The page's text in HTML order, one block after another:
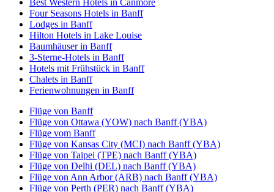
Best Western Hotels in Canmore
Four Seasons Hotels in Banff
Lodges in Banff
Hilton Hotels in Lake Louise
Baumhäuser in Banff
3-Sterne-Hotels in Banff
Hotels mit Frühstück in Banff
Chalets in Banff
Ferienwohnungen in Banff
Flüge von Banff
Flüge von Ottawa (YOW) nach Banff (YBA)
Flüge vom Banff
Flüge von Kansas City (MCI) nach Banff (YBA)
Flüge von Taipei (TPE) nach Banff (YBA)
Flüge von Delhi (DEL) nach Banff (YBA)
Flüge von Ann Arbor (ARB) nach Banff (YBA)
Flüge von Perth (PER) nach Banff (YBA)